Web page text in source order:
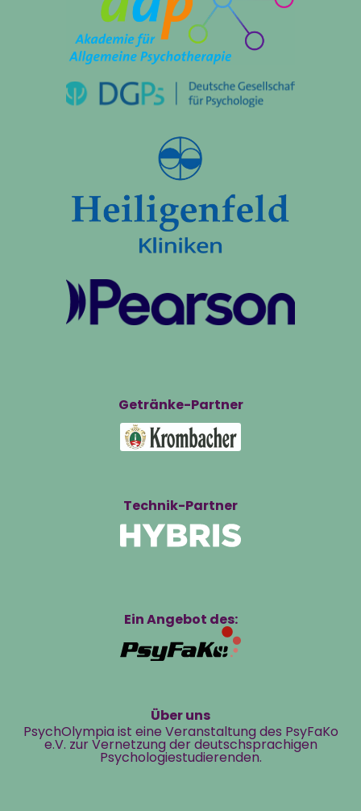
Getränke-Partner
Technik-Partner
Ein Angebot des:
Über uns
PsychOlympia ist eine Veranstaltung des PsyFaKo
e.V. zur Vernetzung der deutschsprachigen
Psychologiestudierenden.